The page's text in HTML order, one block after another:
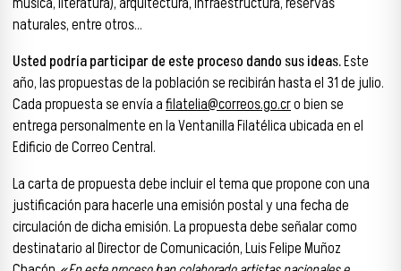
naturales, entre otros…
Usted podría participar de este proceso dando sus ideas.Este
año, las propuestas de la población se recibirán hasta el 31 de julio.
Cada propuesta se envía afilatelia@correos.go.cro bien se
entrega personalmente en la Ventanilla Filatélica ubicada en el
Edificio de Correo Central.
La carta de propuesta debe incluir el tema que propone con una
justificación para hacerle una emisión postal y una fecha de
circulación de dicha emisión. La propuesta debe señalar como
destinatario al Director de Comunicación, Luis Felipe Muñoz